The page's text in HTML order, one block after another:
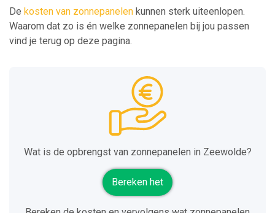
De kosten van zonnepanelen kunnen sterk uiteenlopen.
Waarom dat zo is én welke zonnepanelen bij jou passen
vind je terug op deze pagina.
Wat is de opbrengst van zonnepanelen in Zeewolde?
Bereken het